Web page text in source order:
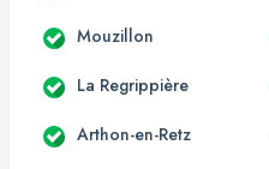
Mouzillon
La Regrippière
Arthon-en-Retz